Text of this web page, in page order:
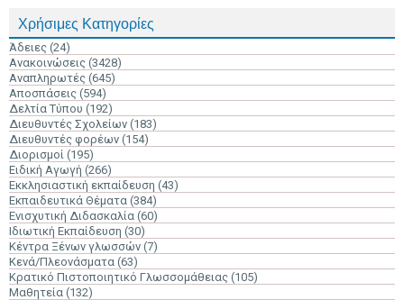
Χρήσιμες Κατηγορίες
Άδειες (24)
Ανακοινώσεις (3428)
Αναπληρωτές (645)
Αποσπάσεις (594)
Δελτία Τύπου (192)
Διευθυντές Σχολείων (183)
Διευθυντές φορέων (154)
Διορισμοί (195)
Ειδική Αγωγή (266)
Εκκλησιαστική εκπαίδευση (43)
Εκπαιδευτικά Θέματα (384)
Ενισχυτική Διδασκαλία (60)
Ιδιωτική Εκπαίδευση (30)
Κέντρα Ξένων γλωσσών (7)
Κενά/Πλεονάσματα (63)
Κρατικό Πιστοποιητικό Γλωσσομάθειας (105)
Μαθητεία (132)